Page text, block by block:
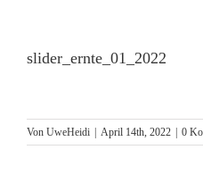
slider_ernte_01_2022
Von UweHeidi April 14th, 2022 0